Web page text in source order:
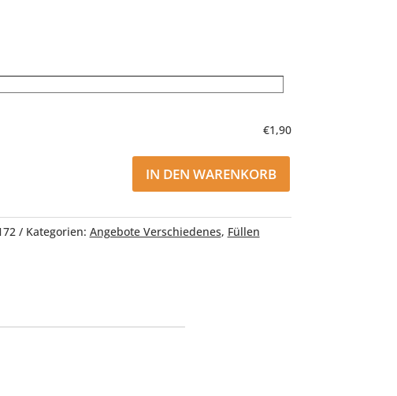
€1,90
IN DEN WARENKORB
Kategorien: Angebote Verschiedenes, Füllen